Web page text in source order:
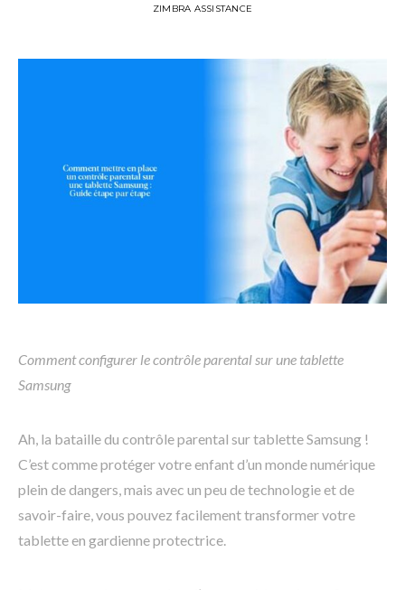
ZIMBRA ASSISTANCE
Comment configurer le contrôle parental sur une tablette
Samsung
Ah, la bataille du contrôle parental sur tablette Samsung !
C’est comme protéger votre enfant d’un monde numérique
plein de dangers, mais avec un peu de technologie et de
savoir-faire, vous pouvez facilement transformer votre
tablette en gardienne protectrice.